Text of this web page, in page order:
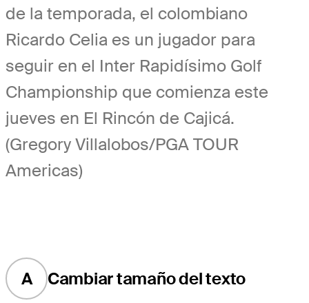
de la temporada, el colombiano
Ricardo Celia es un jugador para
seguir en el Inter Rapidísimo Golf
Championship que comienza este
jueves en El Rincón de Cajicá.
(Gregory Villalobos/PGA TOUR
Americas)
A
Cambiar tamaño del texto